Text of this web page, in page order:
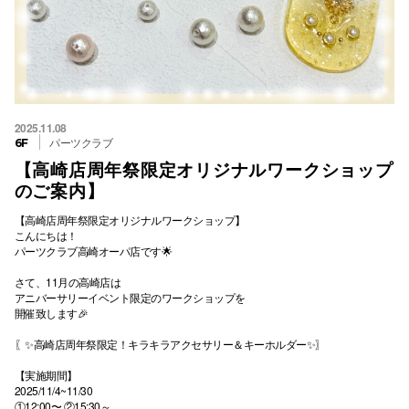
2025.11.08
6F パーツクラブ
【高崎店周年祭限定オリジナルワークショップ
のご案内】
【高崎店周年祭限定オリジナルワークショップ】
こんにちは！
パーツクラブ高崎オーパ店です🌟
さて、11月の高崎店は
アニバーサリーイベント限定のワークショップを
開催致します🎉
〖✨️高崎店周年祭限定！キラキラアクセサリー＆キーホルダー✨️〗
【実施期間】
2025/11/4~11/30
①12:00〜 ②15:30～